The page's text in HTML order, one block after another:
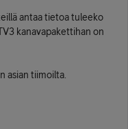
antaa tietoa tuleeko
kanavapakettihan on
asian tiimoilta.